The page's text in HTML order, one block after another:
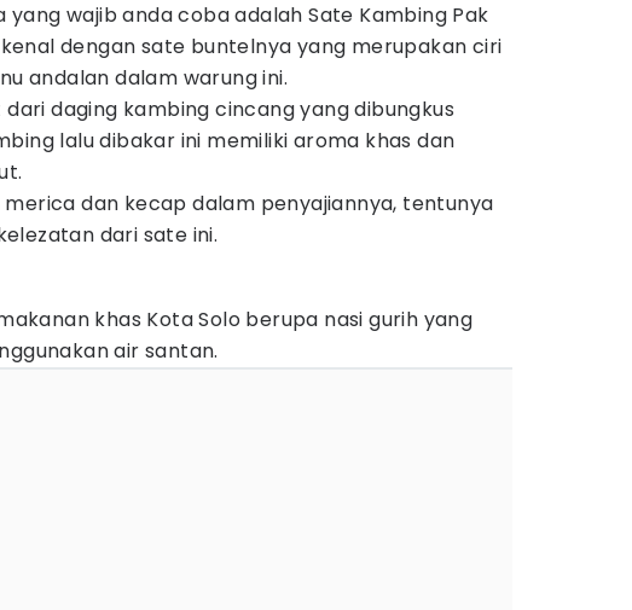
yang wajib anda coba adalah Sate Kambing Pak
dengan sate buntelnya yang merupakan ciri
andalan dalam warung ini.
daging kambing cincang yang dibungkus
lalu dibakar ini memiliki aroma khas dan
dan kecap dalam penyajiannya, tentunya
dari sate ini.
khas Kota Solo berupa nasi gurih yang
air santan.